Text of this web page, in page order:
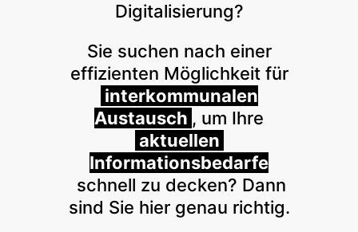
Digitalisierung?
Sie suchen nach einer
effizienten Möglichkeit für
interkommunalen
Austausch , um Ihre
aktuellen
Informationsbedarfe
schnell zu decken? Dann
sind Sie hier genau richtig.